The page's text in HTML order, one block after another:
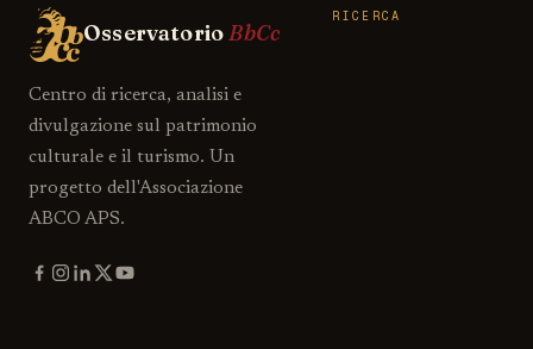
OsservatorioBbCc
Centro di ricerca, analisi e
divulgazione sul patrimonio
culturale e il turismo. Un
progetto dell'Associazione
ABCO APS.
RICERCA